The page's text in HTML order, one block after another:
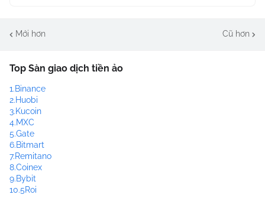
Mới hơn Cũ hơn
Top Sàn giao dịch tiền ảo
1.Binance
2.Huobi
3.Kucoin
4.MXC
5.Gate
6.Bitmart
7.Remitano
8.Coinex
9.Bybit
10.5Roi